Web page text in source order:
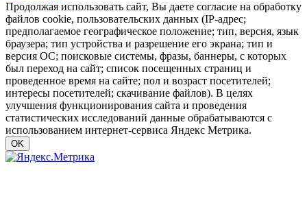
Продолжая использовать сайт, Вы даете согласие на обработку
файлов cookie, пользовательских данных (IP-адрес;
предполагаемое географическое положение; тип, версия, язык
браузера; тип устройства и разрешение его экрана; тип и
версия ОС; поисковые системы, фразы, баннеры, с которых
был переход на сайт; список посещенных страниц и
проведенное время на сайте; пол и возраст посетителей;
интересы посетителей; скачивание файлов). В целях
улучшения функционирования сайта и проведения
статистических исследований данные обрабатываются с
использованием интернет-сервиса Яндекс Метрика.
OK